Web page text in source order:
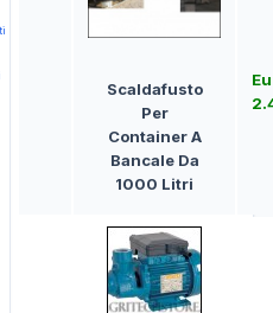
Scaldafusto
Per
Container A
Bancale Da
1000 Litri